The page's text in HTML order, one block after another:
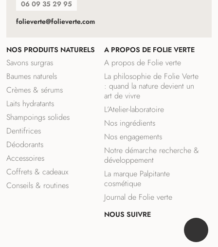
NOS PRODUITS NATURELS
Savons surgras
Baumes naturels
Crèmes & sérums
Laits hydratants
Shampoings solides
Dentifrices
Déodorants
Accessoires
Coffrets & cadeaux
Conseils & routines
A PROPOS DE FOLIE VERTE
A propos de Folie verte
La philosophie de Folie Verte
: quand la nature devient un
art de vivre
L’Atelier-laboratoire
Nos ingrédients
Nos engagements
Notre démarche recherche &
développement
La marque Palpitante
cosmétique
Journal de Folie verte
NOUS SUIVRE
06 09 35 29 95
folieverte@folieverte.com